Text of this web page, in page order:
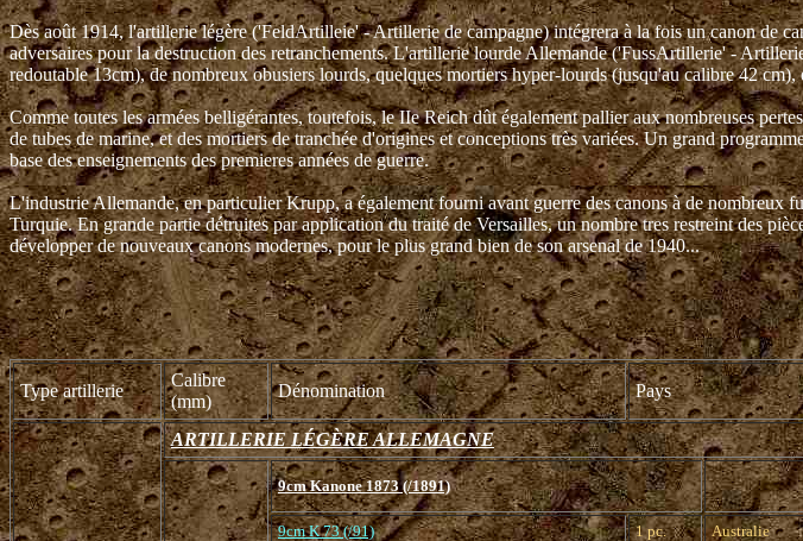
Dès août 1914, l'artillerie légère ('FeldArtilleie' - Artillerie de campagne) intégrera à la fois un canon de
adversaires pour la destruction des retranchements. L'artillerie lourde Allemande ('FussArtillerie' -
redoutable 13cm), de nombreux obusiers lourds, quelques mortiers hyper-lourds (jusqu'au calibre 42 cm),
Comme toutes les armées belligérantes, toutefois, le IIe Reich dût également pallier aux nombreuses
de tubes de marine, et des mortiers de tranchée d'origines et conceptions très variées. Un grand
base des enseignements des premieres années de guerre.
L'industrie Allemande, en particulier Krupp, a également fourni avant guerre des canons à de
Turquie. En grande partie détruites par application du traité de Versailles, un nombre tres restreint des
développer de nouveaux canons modernes, pour le plus grand bien de son arsenal de 1940...
Type artillerie
Calibre
(mm)
Dénomination Pays
ARTILLERIE LÉGÈRE ALLEMAGNE
9cm Kanone 1873 (/1891)
9cm K 73 (/91) 1 pc. Australie